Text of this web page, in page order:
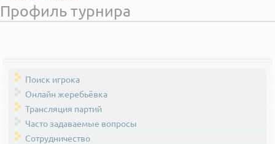
Профиль турнира
Поиск игрока
Онлайн жеребьёвка
Трансляция партий
Часто задаваемые вопросы
Сотрудничество